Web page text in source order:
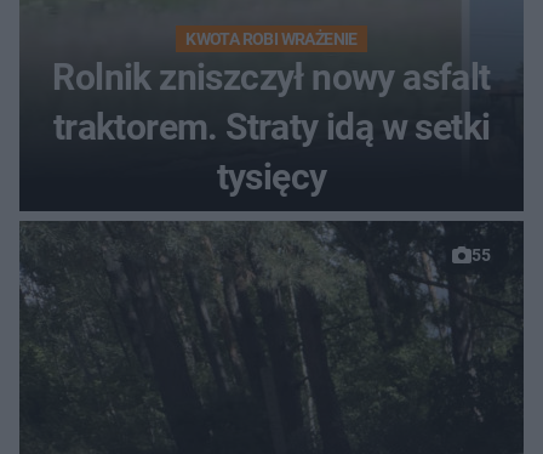
KWOTA ROBI WRAŻENIE
Rolnik zniszczył nowy asfalt
traktorem. Straty idą w setki
tysięcy
55